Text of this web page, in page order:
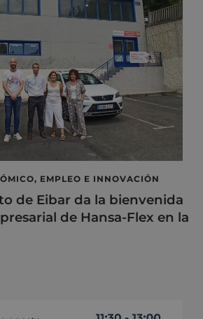
EMPLEO E INNOVACIÓN
de Eibar da la bienvenida
de Hansa-Flex en la